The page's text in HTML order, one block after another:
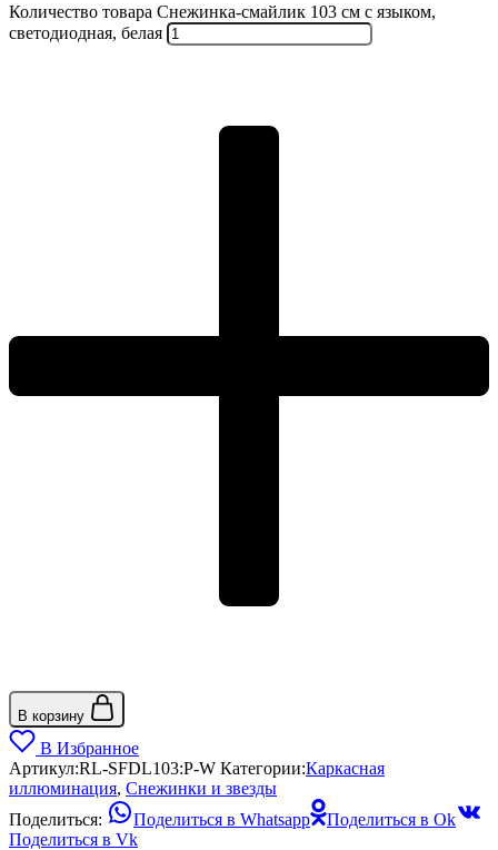
Количество товара Снежинка-смайлик 103 см с языком,
светодиодная, белая
В корзину
В Избранное
Артикул:RL-SFDL103:P-W Категории:Каркасная
иллюминация, Снежинки и звезды
Поделиться:
Поделиться в Whatsapp
Поделиться в Ok
Поделиться в Vk